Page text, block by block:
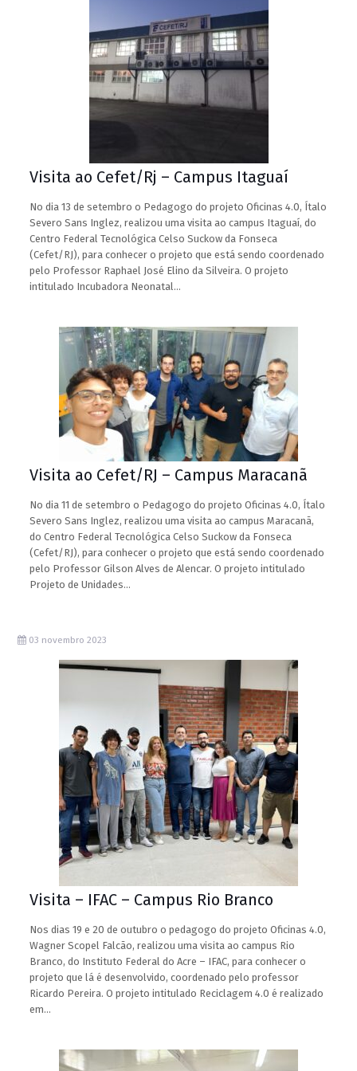
Visita ao Cefet/Rj – Campus Itaguaí
No dia 13 de setembro o Pedagogo do projeto Oficinas 4.0, Ítalo
Severo Sans Inglez, realizou uma visita ao campus Itaguaí, do
Centro Federal Tecnológica Celso Suckow da Fonseca
(Cefet/RJ), para conhecer o projeto que está sendo coordenado
pelo Professor Raphael José Elino da Silveira. O projeto
intitulado Incubadora Neonatal…
Visita ao Cefet/RJ – Campus Maracanã
No dia 11 de setembro o Pedagogo do projeto Oficinas 4.0, Ítalo
Severo Sans Inglez, realizou uma visita ao campus Maracanã,
do Centro Federal Tecnológica Celso Suckow da Fonseca
(Cefet/RJ), para conhecer o projeto que está sendo coordenado
pelo Professor Gilson Alves de Alencar. O projeto intitulado
Projeto de Unidades…
03 novembro 2023
Visita – IFAC – Campus Rio Branco
Nos dias 19 e 20 de outubro o pedagogo do projeto Oficinas 4.0,
Wagner Scopel Falcão, realizou uma visita ao campus Rio
Branco, do Instituto Federal do Acre – IFAC, para conhecer o
projeto que lá é desenvolvido, coordenado pelo professor
Ricardo Pereira. O projeto intitulado Reciclagem 4.0 é realizado
em…